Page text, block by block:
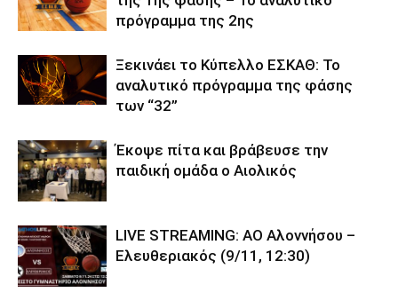
πρόγραμμα της 2ης
Ξεκινάει το Κύπελλο ΕΣΚΑΘ: Το
αναλυτικό πρόγραμμα της φάσης
των “32”
Έκοψε πίτα και βράβευσε την
παιδική ομάδα ο Αιολικός
LIVE STREAMING: AO Αλοννήσου –
Ελευθεριακός (9/11, 12:30)